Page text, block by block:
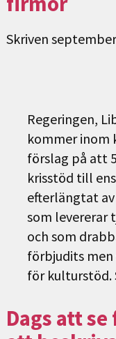
Skriven
Regeringen,
kommer
förslag på att
krisstöd till
efterlängtat
som levererar
och som
förbjudits men
för
Dags att